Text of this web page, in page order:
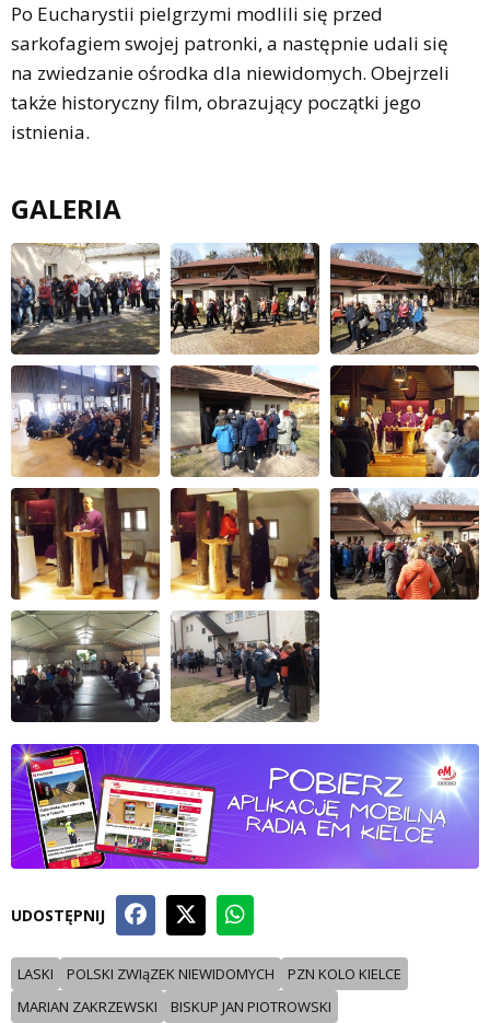
Po Eucharystii pielgrzymi modlili się przed
sarkofagiem swojej patronki, a następnie udali się
na zwiedzanie ośrodka dla niewidomych. Obejrzeli
także historyczny film, obrazujący początki jego
istnienia.
GALERIA
UDOSTĘPNIJ
LASKI POLSKI ZWIąZEK NIEWIDOMYCH
PZN KOLO KIELCE
MARIAN ZAKRZEWSKI
BISKUP JAN PIOTROWSKI